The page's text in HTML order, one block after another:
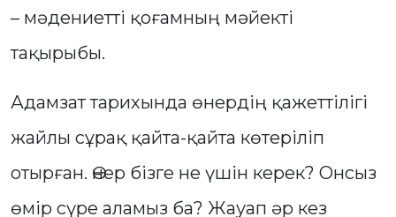
– мәдениетті қоғамның мәйекті
тақырыбы.
Адамзат тарихында өнердің қажеттілігі
жайлы сұрақ қайта-қайта көтеріліп
отырған. Өнер бізге не үшін керек? Онсыз
өмір сүре аламыз ба? Жауап әр кез